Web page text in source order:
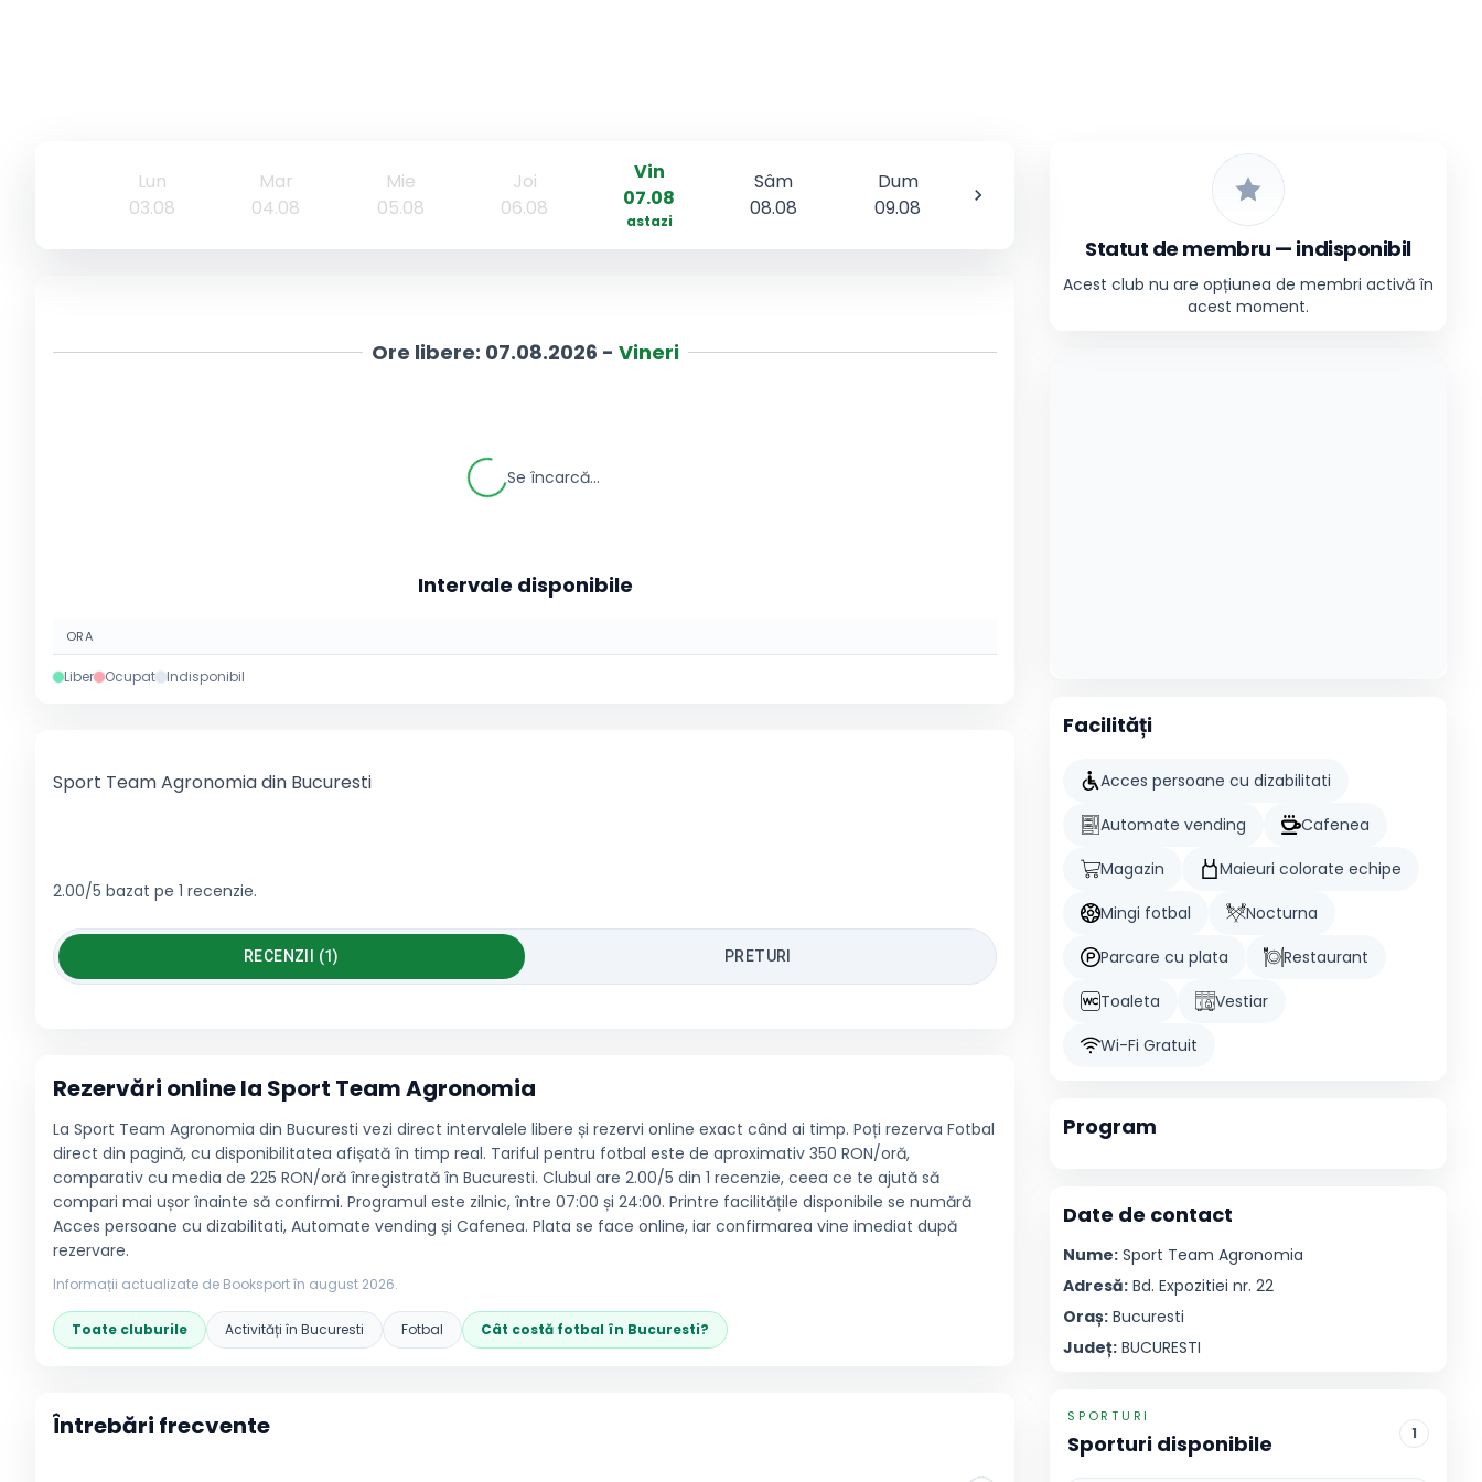
Lun
03.08
Mar
04.08
Mie
05.08
Joi
06.08
Vin
07.08
astazi
Sâm
08.08
Dum
09.08
Ore libere: 07.08.2026 - Vineri
Se încarcă...
Intervale disponibile
ORA
Liber Ocupat Indisponibil
Sport Team Agronomia din Bucuresti
2.00/5 bazat pe 1 recenzie.
RECENZII (1) PRETURI
Rezervări online la Sport Team Agronomia
La Sport Team Agronomia din Bucuresti vezi direct intervalele libere și rezervi online exact când ai timp. Poți rezerva Fotbal
direct din pagină, cu disponibilitatea afișată în timp real. Tariful pentru fotbal este de aproximativ 350 RON/oră,
comparativ cu media de 225 RON/oră înregistrată în Bucuresti. Clubul are 2.00/5 din 1 recenzie, ceea ce te ajută să
compari mai ușor înainte să confirmi. Programul este zilnic, între 07:00 și 24:00. Printre facilitățile disponibile se numără
Acces persoane cu dizabilitati, Automate vending și Cafenea. Plata se face online, iar confirmarea vine imediat după
rezervare.
Informații actualizate de Booksport în august 2026.
Toate cluburile Activități în Bucuresti Fotbal Cât costă fotbal în Bucuresti?
Întrebări frecvente
Statut de membru — indisponibil
Acest club nu are opțiunea de membri activă în
acest moment.
Facilități
Acces persoane cu dizabilitati
Automate vending
Cafenea
Magazin
Maieuri colorate echipe
Mingi fotbal
Nocturna
Parcare cu plata
Restaurant
Toaleta
Vestiar
Wi-Fi Gratuit
Program
Date de contact
Nume: Sport Team Agronomia
Adresă: Bd. Expozitiei nr. 22
Oraș: Bucuresti
Județ: BUCURESTI
SPORTURI
Sporturi disponibile 1